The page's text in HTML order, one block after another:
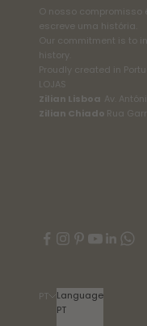
O nosso compromisso
escreve uma história.
Our commitment is to
history.
Proudly created in
LOJAS
Zilian Lisboa Av.
Zilian Chiado Rua
PT
Language
PT